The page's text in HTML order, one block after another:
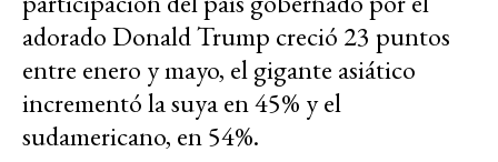
adorado Donald Trump creció 23 puntos
entre enero y mayo, el gigante asiático
incrementó la suya en 45% y el
sudamericano, en 54%.